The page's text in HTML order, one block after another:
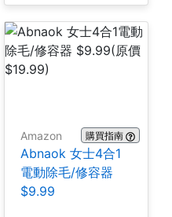
Amazon 購買指南
Abnaok 女士4合1
電動除毛/修容器
$9.99